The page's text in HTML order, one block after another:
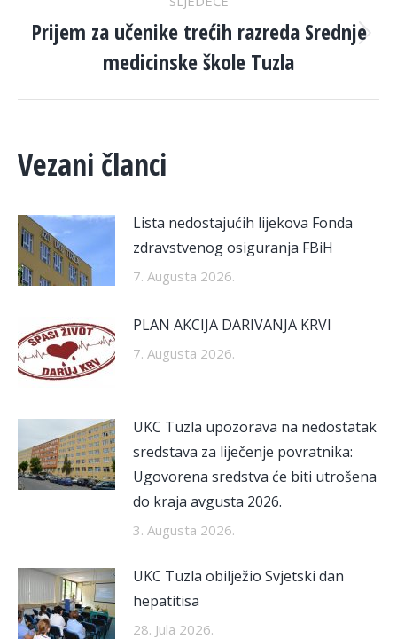
Next
post:
Prijem za učenike trećih razreda Srednje
medicinske škole Tuzla
Vezani članci
Lista nedostajućih lijekova Fonda
zdravstvenog osiguranja FBiH
7. Augusta 2026.
PLAN AKCIJA DARIVANJA KRVI
7. Augusta 2026.
UKC Tuzla upozorava na nedostatak
sredstava za liječenje povratnika:
Ugovorena sredstva će biti utrošena
do kraja avgusta 2026.
3. Augusta 2026.
UKC Tuzla obilježio Svjetski dan
hepatitisa
28. Jula 2026.